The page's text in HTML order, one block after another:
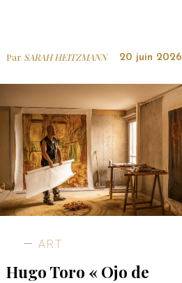
Par SARAH HEITZMANN 20 juin 2026
ART
Hugo Toro « Ojo de